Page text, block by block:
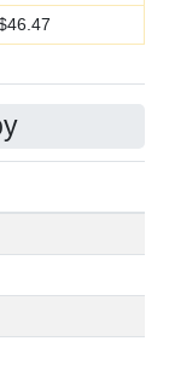
46.47